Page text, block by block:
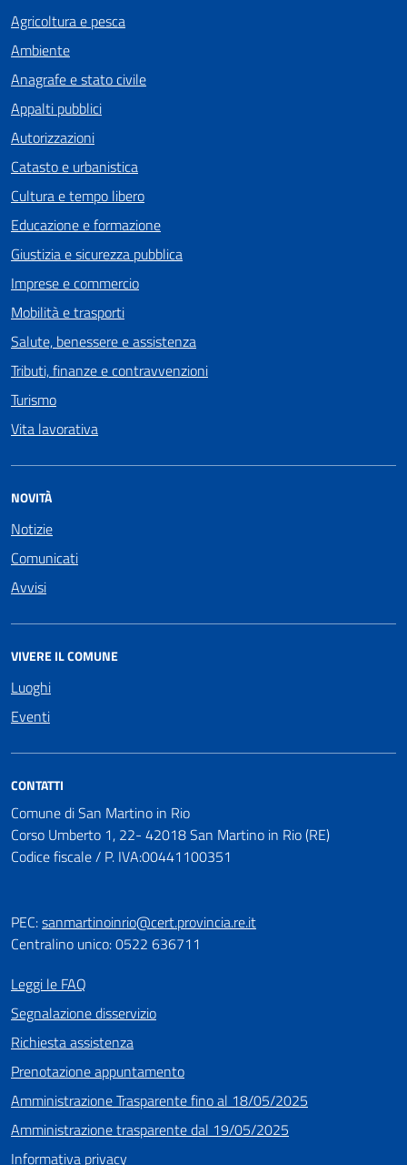
Agricoltura e pesca
Ambiente
Anagrafe e stato civile
Appalti pubblici
Autorizzazioni
Catasto e urbanistica
Cultura e tempo libero
Educazione e formazione
Giustizia e sicurezza pubblica
Imprese e commercio
Mobilità e trasporti
Salute, benessere e assistenza
Tributi, finanze e contravvenzioni
Turismo
Vita lavorativa
NOVITÀ
Notizie
Comunicati
Avvisi
VIVERE IL COMUNE
Luoghi
Eventi
CONTATTI
Comune di San Martino in Rio
Corso Umberto 1, 22- 42018 San Martino in Rio (RE)
Codice fiscale / P. IVA:00441100351
PEC:sanmartinoinrio@cert.provincia.re.it
Centralino unico: 0522 636711
Leggi le FAQ
Segnalazione disservizio
Richiesta assistenza
Prenotazione appuntamento
Amministrazione Trasparente fino al 18/05/2025
Amministrazione trasparente dal 19/05/2025
Informativa privacy